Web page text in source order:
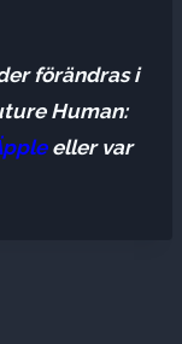
förändras i
Human:
eller var